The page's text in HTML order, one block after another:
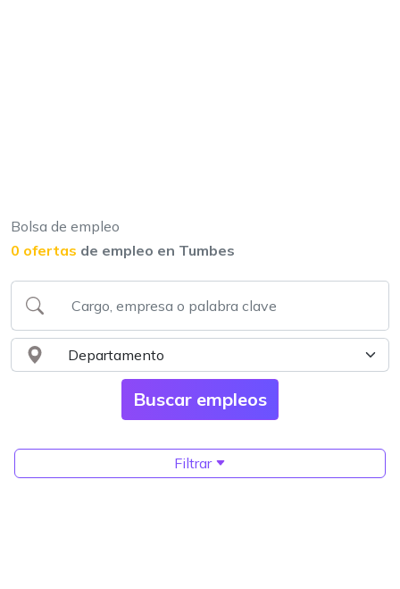
Bolsa de empleo
0 ofertas de empleo en Tumbes
Filtrar